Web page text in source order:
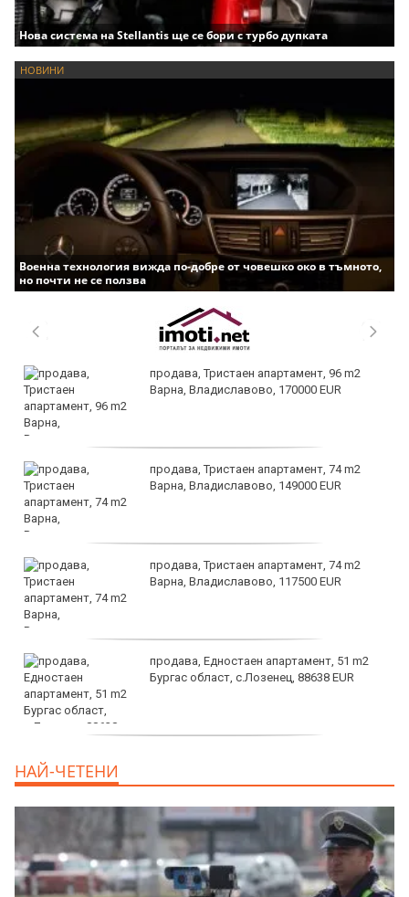
Нова система на Stellantis ще се бори с турбо дупката
НОВИНИ
Военна технология вижда по-добре от човешко око в тъмното,
но почти не се ползва
продава, Тристаен апартамент, 96 m2
Варна, Владиславово, 170000 EUR
продава, Тристаен апартамент, 74 m2
Варна, Владиславово, 149000 EUR
продава, Тристаен апартамент, 74 m2
Варна, Владиславово, 117500 EUR
продава, Едностаен апартамент, 51 m2
Бургас област, с.Лозенец, 88638 EUR
EUR
НАЙ-ЧЕТЕНИ